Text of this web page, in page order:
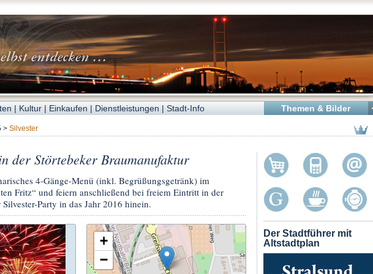
Themen & Bilder
| Kultur| Einkaufen | Dienstleistungen | Stadt-Info
> Silvester
Der Stadtführer mit
Altstadtplan
der Störtebeker Braumanufaktur
4-Gänge-Menü (inkl. Begrüßungsgetränk) im
Fritz“ und feiern anschließend bei freiem Eintritt in der
Party in das Jahr 2016 hinein.
+
−